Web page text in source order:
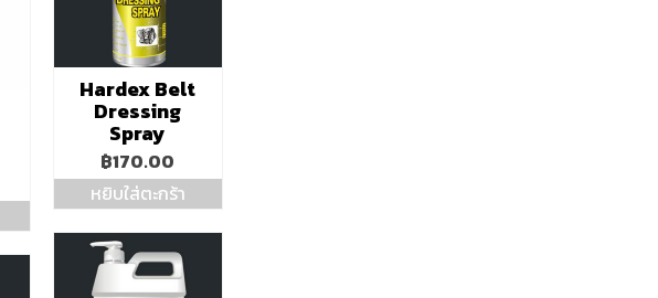
Hardex Belt
Dressing
Spray
฿170.00
หยิบใส่ตะกร้า